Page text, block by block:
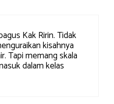
Kak Ririn. Tidak
kisahnya
Tapi memang skala
dalam kelas